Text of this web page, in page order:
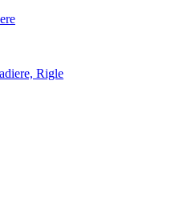
Rigle